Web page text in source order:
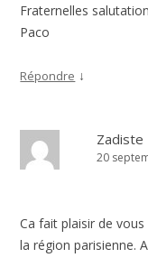
Fraternelles
Paco
Répondre ↓
Zadiste
20
Ca fait plaisir de
la région parisienne.